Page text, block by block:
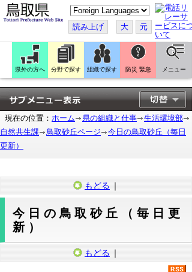
こ
の
ペ
ー
ジ
翻
訳
す
る
読み上げ 大 元
県外の方へ 分野で探す 組織で探す 防災 緊急 メニュー
現在の位置： ホーム 県の組織と仕事
生活環境部
自然共生課
鳥取砂丘ページ
今日の鳥取砂丘（毎日
更新）
もどる ｜
今日の鳥取砂丘（毎日更
新）
もどる ｜